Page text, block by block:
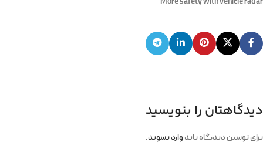
دیدگاهتان را بنویسید
برای نوشتن دیدگاه باید وارد بشوید.